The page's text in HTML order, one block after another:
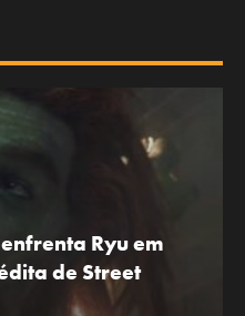
Ryu em
de Street